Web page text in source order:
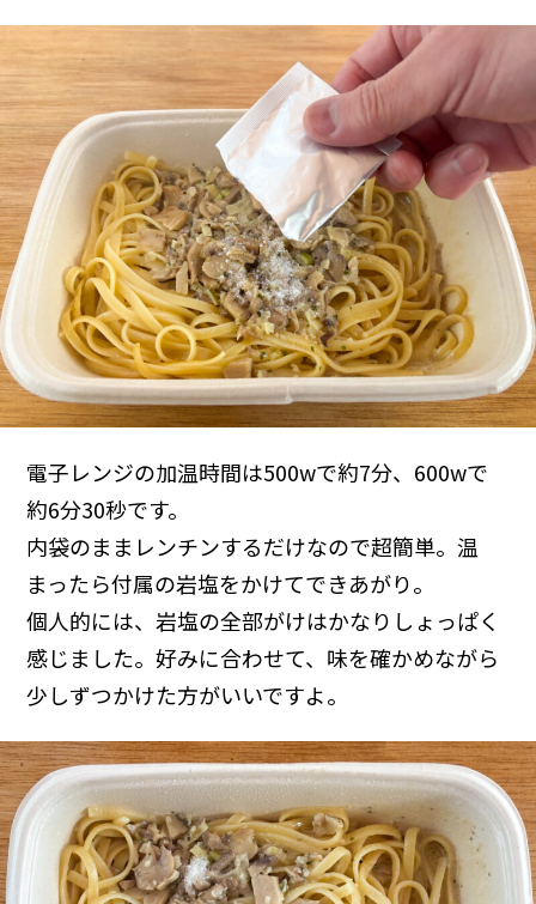
電子レンジの加温時間は500wで約7分、600wで
約6分30秒です。
内袋のままレンチンするだけなので超簡単。温
まったら付属の岩塩をかけてできあがり。
個人的には、岩塩の全部がけはかなりしょっぱく
感じました。好みに合わせて、味を確かめながら
少しずつかけた方がいいですよ。